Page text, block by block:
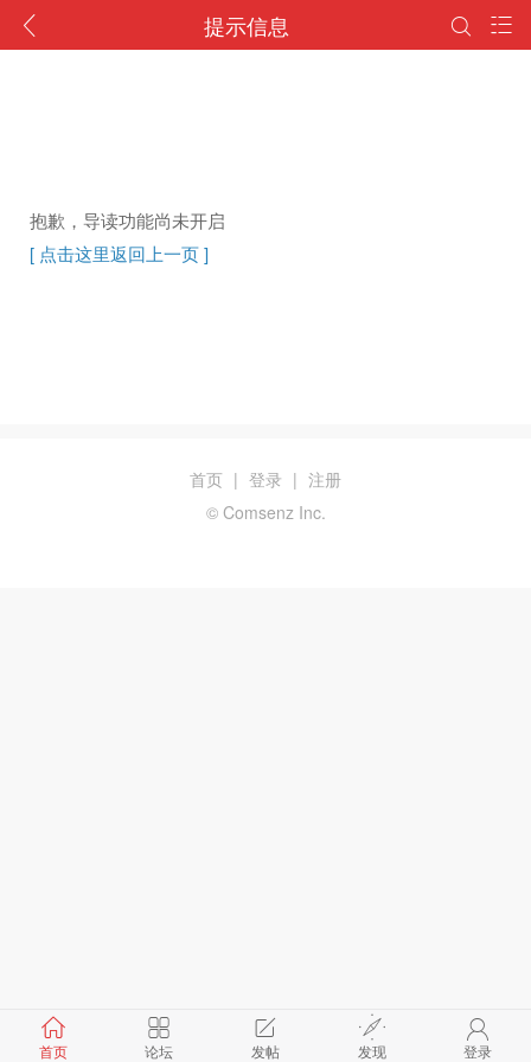
提示信息
抱歉，导读功能尚未开启
[ 点击这里返回上一页 ]
首页 论坛 发帖 发现 登录
首页 | 登录 | 注册
© Comsenz Inc.